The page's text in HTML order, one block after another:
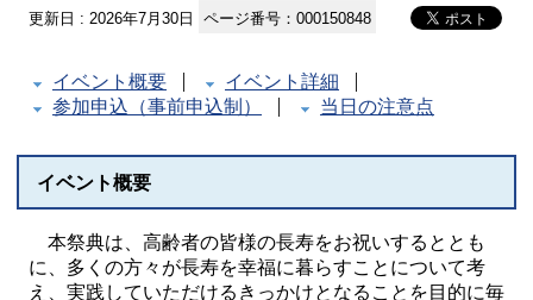
更新日 : 2026年7月30日 ページ番号：000150848
イベント概要
イベント詳細
参加申込（事前申込制）
当日の注意点
イベント概要
本祭典は、高齢者の皆様の長寿をお祝いするととも
に、多くの方々が長寿を幸福に暮らすことについて考
え、実践していただけるきっかけとなることを目的に毎